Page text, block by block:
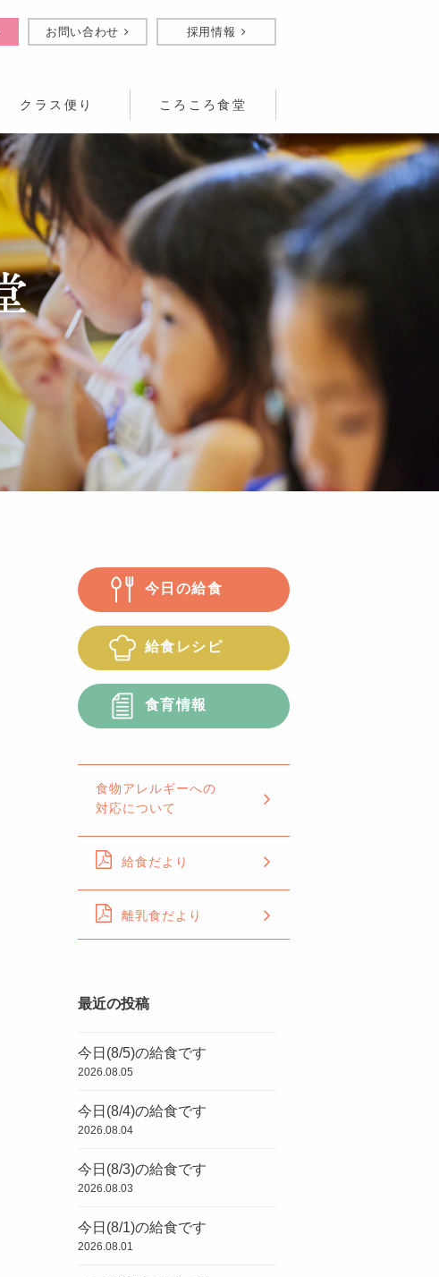
クラス便り ころころ食堂
お問い合わせ 採用情報
今日の給食
給食レシピ
食育情報
食物アレルギーへの
対応について
給食だより
離乳食だより
最近の投稿
今日(8/5)の給食です
2026.08.05
今日(8/4)の給食です
2026.08.04
今日(8/3)の給食です
2026.08.03
今日(8/1)の給食です
2026.08.01